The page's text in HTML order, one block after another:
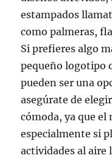
estampados
como palmeras,
Si prefieres algo
pequeño logotipo
pueden ser una
asegúrate de
cómoda, ya que
especialmente si
actividades al aire